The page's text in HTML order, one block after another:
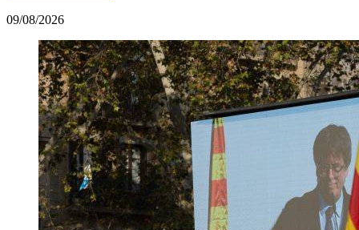
09/08/2026